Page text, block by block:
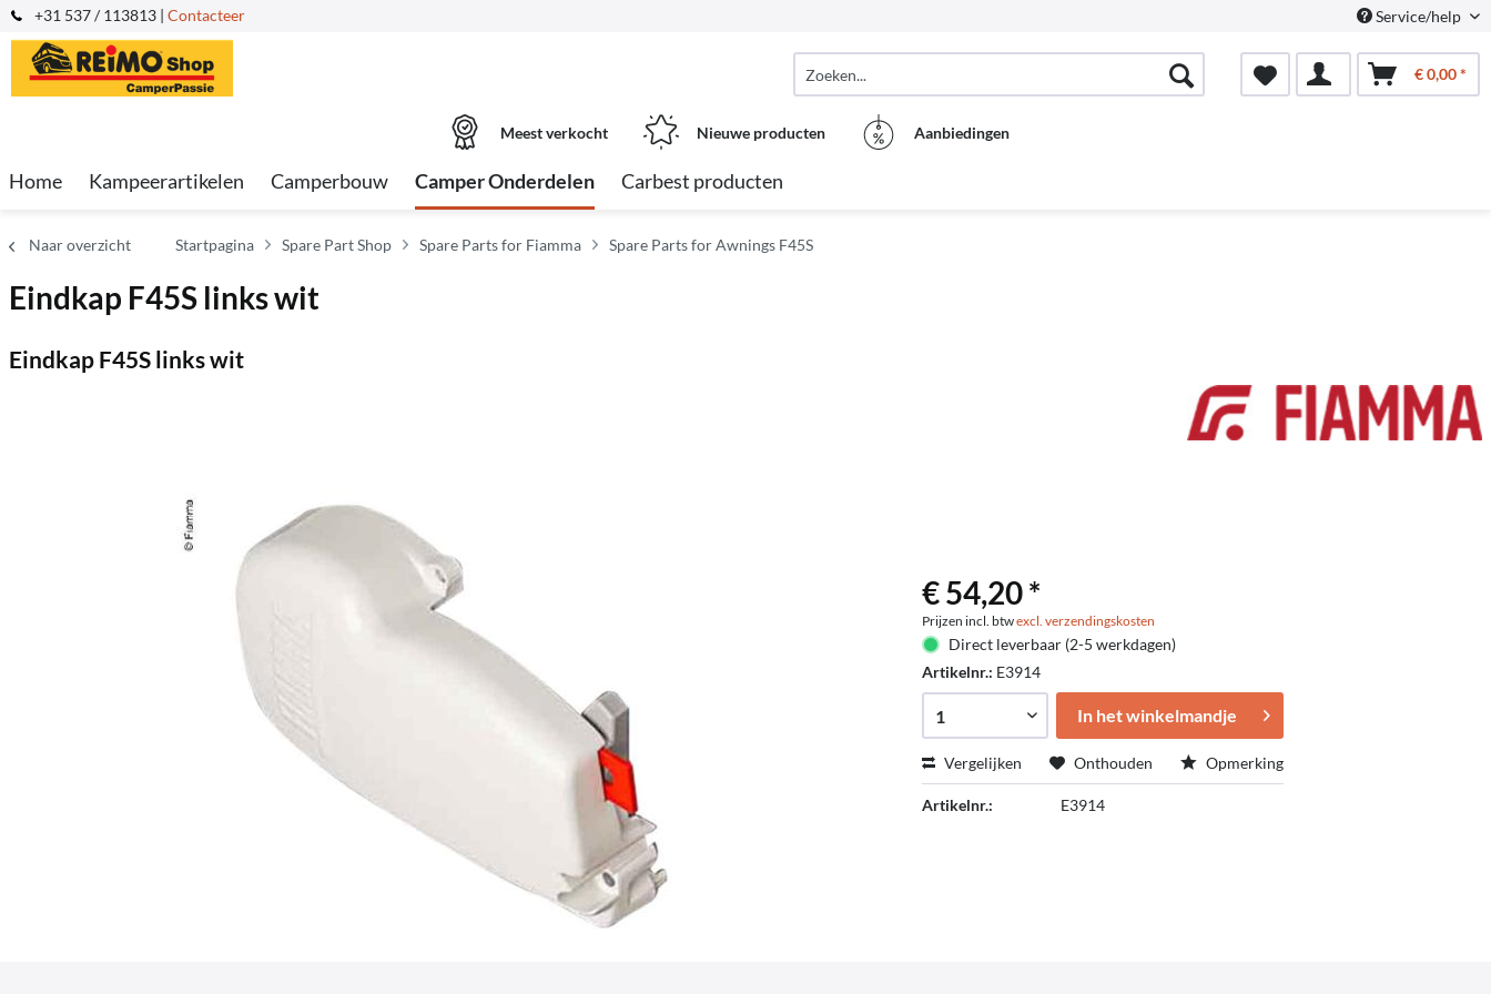
+31 537 / 113813 | Contacteer Service/help
€ 0,00 *
Meest verkocht Nieuwe producten Aanbiedingen
Home Kampeerartikelen Camperbouw Camper Onderdelen Carbest producten
Naar overzicht Startpagina Spare Part Shop Spare Parts for Fiamma Spare Parts for Awnings F45S
Eindkap F45S links wit
Eindkap F45S links wit
€ 54,20 *
Prijzen incl. btwexcl. verzendingskosten
Direct leverbaar (2-5 werkdagen)
Artikelnr.: E3914
In het winkelmandje
Vergelijken Onthouden Opmerking
Artikelnr.: E3914